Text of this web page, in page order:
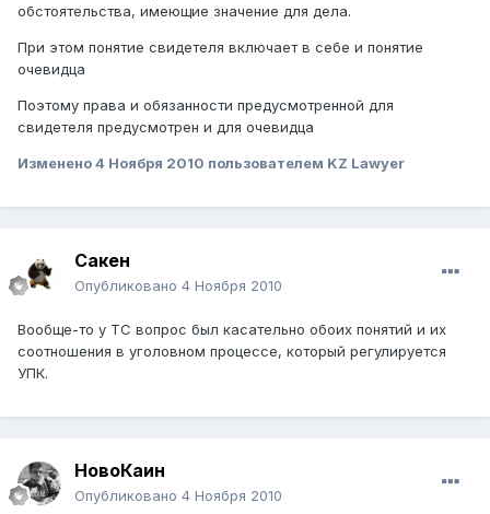
обстоятельства, имеющие значение для дела.
При этом понятие свидетеля включает в себе и понятие
очевидца
Поэтому права и обязанности предусмотренной для
свидетеля предусмотрен и для очевидца
Изменено4 Ноября 2010 пользователем KZ Lawyer
Сакен
Опубликовано 4 Ноября 2010
Вообще-то у ТС вопрос был касательно обоих понятий и их
соотношения в уголовном процессе, который регулируется
УПК.
НовоКаин
Опубликовано 4 Ноября 2010